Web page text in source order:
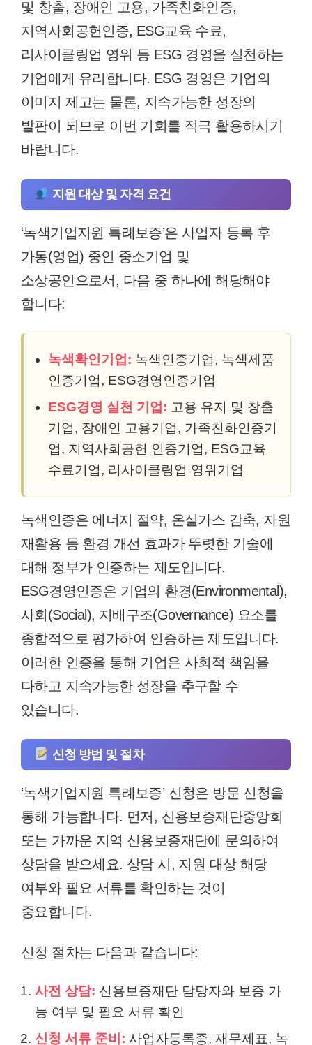
및 창출, 장애인 고용, 가족친화인증,
지역사회공헌인증, ESG교육 수료,
리사이클링업 영위 등 ESG 경영을 실천하는
기업에게 유리합니다. ESG 경영은 기업의
이미지 제고는 물론, 지속가능한 성장의
발판이 되므로 이번 기회를 적극 활용하시기
바랍니다.
지원 대상 및 자격 요건
‘녹색기업지원 특례보증’은 사업자 등록 후
가동(영업) 중인 중소기업 및
소상공인으로서, 다음 중 하나에 해당해야
합니다:
녹색확인기업: 녹색인증기업, 녹색제품
인증기업, ESG경영인증기업
ESG경영 실천 기업: 고용 유지 및 창출
기업, 장애인 고용기업, 가족친화인증기
업, 지역사회공헌 인증기업, ESG교육
수료기업, 리사이클링업 영위기업
녹색인증은 에너지 절약, 온실가스 감축, 자원
재활용 등 환경 개선 효과가 뚜렷한 기술에
대해 정부가 인증하는 제도입니다.
ESG경영인증은 기업의 환경(Environmental),
사회(Social), 지배구조(Governance) 요소를
종합적으로 평가하여 인증하는 제도입니다.
이러한 인증을 통해 기업은 사회적 책임을
다하고 지속가능한 성장을 추구할 수
있습니다.
신청 방법 및 절차
‘녹색기업지원 특례보증’ 신청은 방문 신청을
통해 가능합니다. 먼저, 신용보증재단중앙회
또는 가까운 지역 신용보증재단에 문의하여
상담을 받으세요. 상담 시, 지원 대상 해당
여부와 필요 서류를 확인하는 것이
중요합니다.
신청 절차는 다음과 같습니다:
사전 상담: 신용보증재단 담당자와 보증 가
능 여부 및 필요 서류 확인
신청 서류 준비: 사업자등록증, 재무제표, 녹